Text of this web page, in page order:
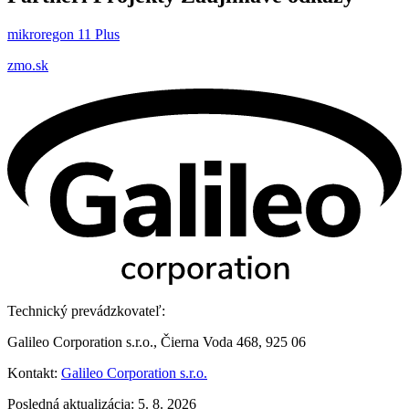
mikroregon 11 Plus
zmo.sk
Technický prevádzkovateľ:
Galileo Corporation s.r.o., Čierna Voda 468, 925 06
Kontakt: Galileo Corporation s.r.o.
Posledná aktualizácia: 5. 8. 2026